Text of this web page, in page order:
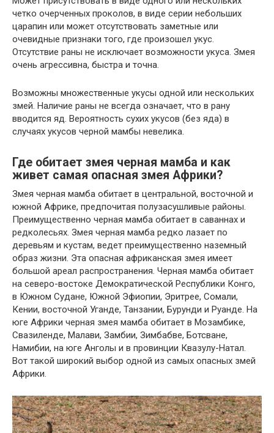
четко очерченных проколов, в виде серии небольших
царапин или может отсутствовать заметные или
очевидные признаки того, где произошел укус.
Отсутствие раны не исключает возможности укуса. Змея
очень агрессивна, быстра и точна.
Возможны множественные укусы одной или нескольких
змей. Наличие раны не всегда означает, что в рану
вводится яд. Вероятность сухих укусов (без яда) в
случаях укусов черной мамбы невелика.
Где обитает змея черная мамба и как
живет самая опасная змея Африки?
Змея черная мамба обитает в центральной, восточной и
южной Африке, предпочитая полузасушливые районы.
Преимущественно черная мамба обитает в саваннах и
редколесьях. Змея черная мамба редко лазает по
деревьям и кустам, ведет преимущественно наземный
образ жизни. Эта опасная африканская змея имеет
большой ареал распространения. Черная мамба обитает
на северо-востоке Демократической Республики Конго,
в Южном Судане, Южной Эфиопии, Эритрее, Сомали,
Кении, восточной Уганде, Танзании, Бурунди и Руанде. На
юге Африки черная змея мамба обитает в Мозамбике,
Свазиленде, Малави, Замбии, Зимбабве, Ботсване,
Намибии, на юге Анголы и в провинции Квазулу-Натал.
Вот такой широкий выбор одной из самых опасных змей
Африки.